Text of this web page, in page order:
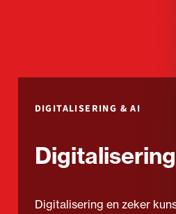
DIGITALISERING & AI
Digitalisering en zeker